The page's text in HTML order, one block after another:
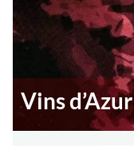
Vins d’Azur